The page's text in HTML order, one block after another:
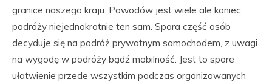
granice naszego kraju. Powodów jest wiele ale koniec
podróży niejednokrotnie ten sam. Spora część osób
decyduje się na podróż prywatnym samochodem, z uwagi
na wygodę w podróży bądź mobilność. Jest to spore
ułatwienie przede wszystkim podczas organizowanych